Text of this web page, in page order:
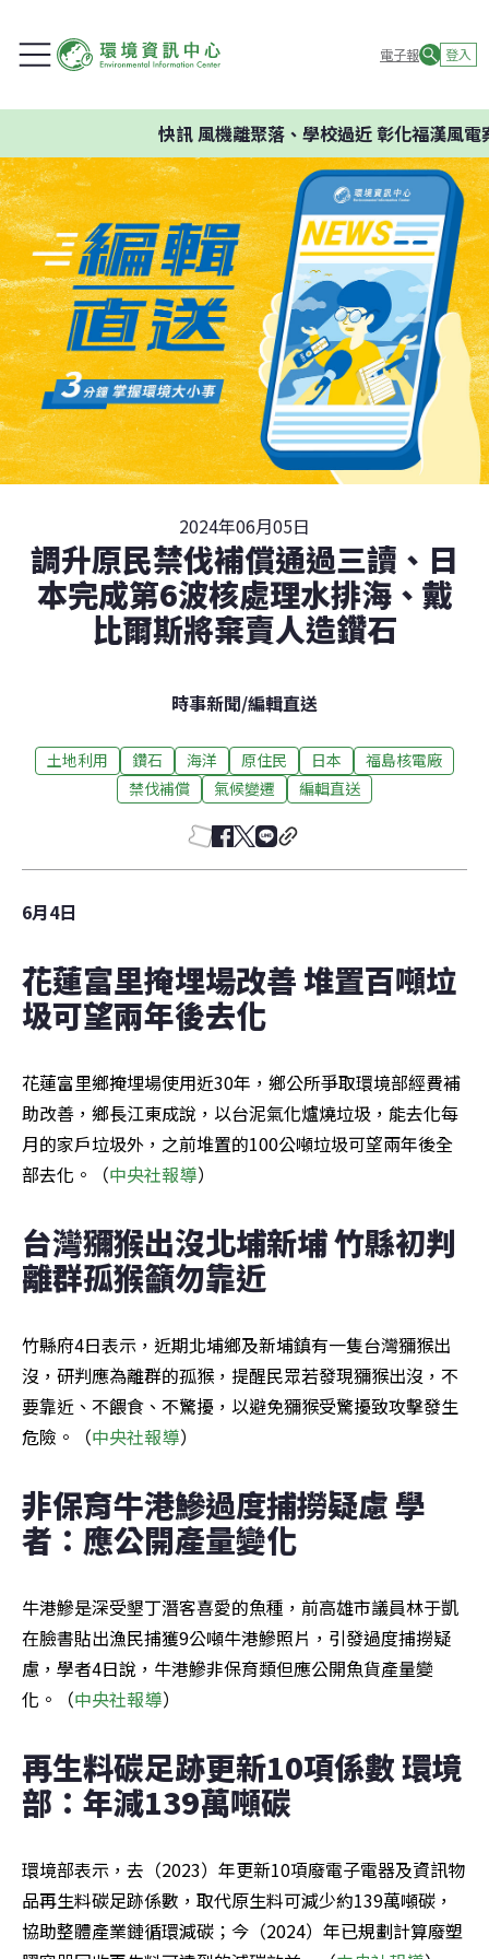
電子報 登入
快訊風機離聚落、學校過近 彰化福漢風電案
2024年06月05日
調升原民禁伐補償通過三讀、日
本完成第6波核處理水排海、戴
比爾斯將棄賣人造鑽石
時事新聞/編輯直送
土地利用 鑽石 海洋 原住民 日本
福島核電廠
禁伐補償
氣候變遷 編輯直送
6月4日
花蓮富里掩埋場改善 堆置百噸垃
圾可望兩年後去化
花蓮富里鄉掩埋場使用近30年，鄉公所爭取環境部經費補
助改善，鄉長江東成說，以台泥氣化爐燒垃圾，能去化每
月的家戶垃圾外，之前堆置的100公噸垃圾可望兩年後全
部去化。（中央社報導）
台灣獼猴出沒北埔新埔 竹縣初判
離群孤猴籲勿靠近
竹縣府4日表示，近期北埔鄉及新埔鎮有一隻台灣獼猴出
沒，研判應為離群的孤猴，提醒民眾若發現獼猴出沒，不
要靠近、不餵食、不驚擾，以避免獼猴受驚擾致攻擊發生
危險。（中央社報導）
非保育牛港鰺過度捕撈疑慮 學
者：應公開產量變化
牛港鰺是深受墾丁潛客喜愛的魚種，前高雄市議員林于凱
在臉書貼出漁民捕獲9公噸牛港鰺照片，引發過度捕撈疑
慮，學者4日說，牛港鰺非保育類但應公開魚貨產量變
化。（中央社報導）
再生料碳足跡更新10項係數 環境
部：年減139萬噸碳
環境部表示，去（2023）年更新10項廢電子電器及資訊物
品再生料碳足跡係數，取代原生料可減少約139萬噸碳，
協助整體產業鏈循環減碳；今（2024）年已規劃計算廢塑